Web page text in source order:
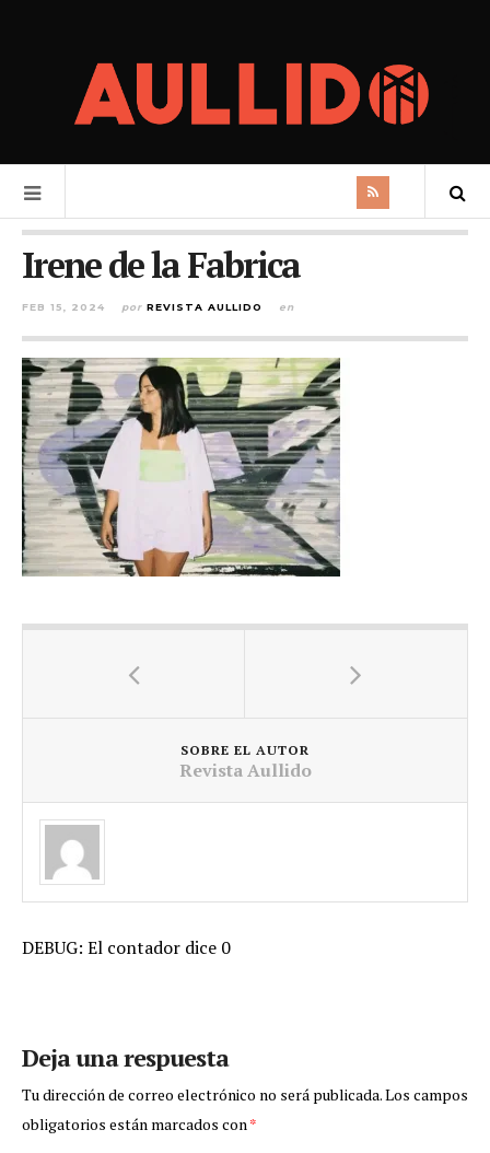
Irene de la Fabrica
FEB 15, 2024 por REVISTA AULLIDO en
SOBRE EL AUTOR
Revista Aullido
DEBUG: El contador dice 0
Deja una respuesta
Tu dirección de correo electrónico no será publicada.Los campos
obligatorios están marcados con*